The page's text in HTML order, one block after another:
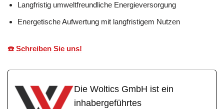
Langfristig umweltfreundliche Energieversorgung
Energetische Aufwertung mit langfristigem Nutzen
☎️ Schreiben Sie uns!
Die Woltics GmbH ist ein
inhabergeführtes